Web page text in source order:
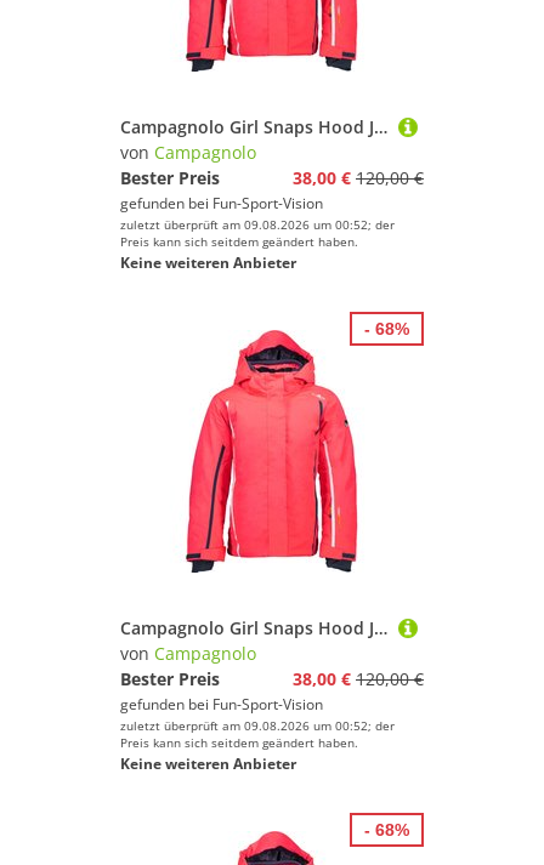
Campagnolo Girl Snaps Hood Jacket Kinder-Skijacke Red Fluo
von Campagnolo
Bester Preis
38,00 € 120,00 €
gefunden bei Fun-Sport-Vision
zuletzt überprüft am 09.08.2026 um 00:52; der
Preis kann sich seitdem geändert haben.
Keine weiteren Anbieter
Campagnolo Girl Snaps Hood Jacket Red Fluo Fundgrube
von Campagnolo
Bester Preis
38,00 € 120,00 €
gefunden bei Fun-Sport-Vision
zuletzt überprüft am 09.08.2026 um 00:52; der
Preis kann sich seitdem geändert haben.
Keine weiteren Anbieter
- 68%
- 68%